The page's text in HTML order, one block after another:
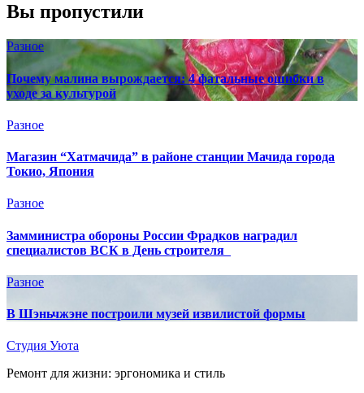
Вы пропустили
Разное
Почему малина вырождается: 4 фатальные ошибки в
уходе за культурой
Разное
Магазин “Хатмачида” в районе станции Мачида города
Токио, Япония
Разное
Замминистра обороны России Фрадков наградил
специалистов ВСК в День строителя
Разное
В Шэньчжэне построили музей извилистой формы
Студия Уюта
Ремонт для жизни: эргономика и стиль